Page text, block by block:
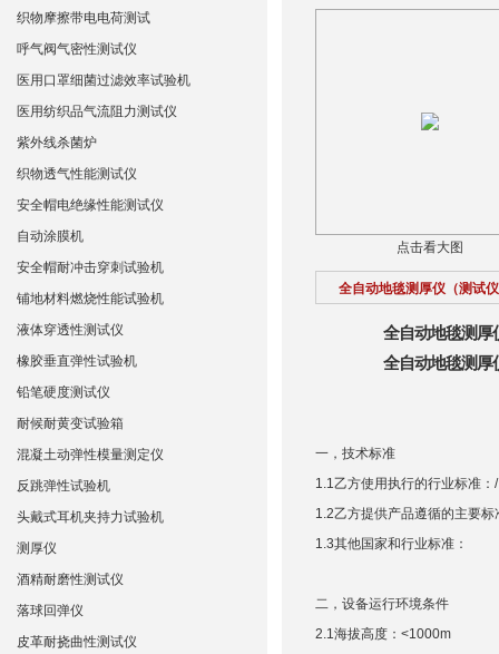
点击看大图
全自动地毯测厚仪（测试
全自动地毯测厚
全自动地毯测厚
一， 技术标准
1.1乙方使用执行的行业标准：/
1.2乙方提供产品遵循的主要标
1.3其他国家和行业标准：
二， 设备运行环境条件
2.1海拔高度：<1000m
织物摩擦带电电荷测试
呼气阀气密性测试仪
医用口罩细菌过滤效率试验机
医用纺织品气流阻力测试仪
紫外线杀菌炉
织物透气性能测试仪
安全帽电绝缘性能测试仪
自动涂膜机
安全帽耐冲击穿刺试验机
铺地材料燃烧性能试验机
液体穿透性测试仪
橡胶垂直弹性试验机
铅笔硬度测试仪
耐候耐黄变试验箱
混凝土动弹性模量测定仪
反跳弹性试验机
头戴式耳机夹持力试验机
测厚仪
酒精耐磨性测试仪
落球回弹仪
皮革耐挠曲性测试仪